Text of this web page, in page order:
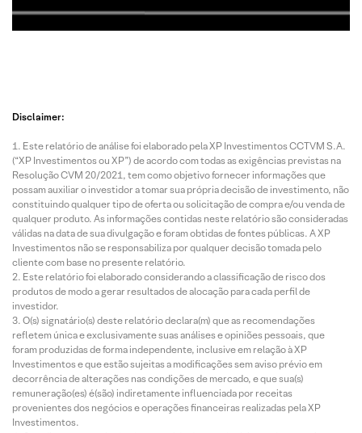
Disclaimer:
Este relatório de análise foi elaborado pela XP Investimentos CCTVM S.A.
(“XP Investimentos ou XP”) de acordo com todas as exigências previstas na
Resolução CVM 20/2021, tem como objetivo fornecer informações que
possam auxiliar o investidor a tomar sua própria decisão de investimento, não
constituindo qualquer tipo de oferta ou solicitação de compra e/ou venda de
qualquer produto. As informações contidas neste relatório são consideradas
válidas na data de sua divulgação e foram obtidas de fontes públicas. A XP
Investimentos não se responsabiliza por qualquer decisão tomada pelo
cliente com base no presente relatório.
Este relatório foi elaborado considerando a classificação de risco dos
produtos de modo a gerar resultados de alocação para cada perfil de
investidor.
O(s) signatário(s) deste relatório declara(m) que as recomendações
refletem única e exclusivamente suas análises e opiniões pessoais, que
foram produzidas de forma independente, inclusive em relação à XP
Investimentos e que estão sujeitas a modificações sem aviso prévio em
decorrência de alterações nas condições de mercado, e que sua(s)
remuneração(es) é(são) indiretamente influenciada por receitas
provenientes dos negócios e operações financeiras realizadas pela XP
Investimentos.